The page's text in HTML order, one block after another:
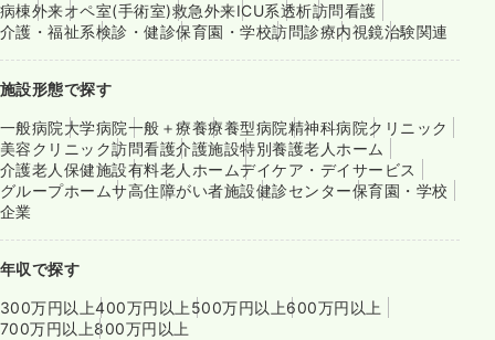
病棟外来オペ室(手術室)救急外来ICU系透析訪問看護
介護・福祉系検診・健診保育園・学校訪問診療内視鏡治験関連
施設形態で探す
一般病院大学病院一般＋療養療養型病院精神科病院クリニック
美容クリニック訪問看護介護施設特別養護老人ホーム
介護老人保健施設有料老人ホームデイケア・デイサービス
グループホームサ高住障がい者施設健診センター保育園・学校
企業
年収で探す
300万円以上400万円以上 500万円以上600万円以上
700万円以上800万円以上